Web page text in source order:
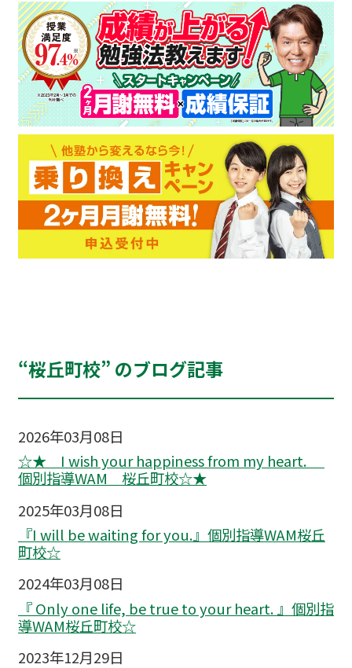
“桜丘町校” のブログ記事
2026年03月08日
☆★ I wish your happiness from my heart.
個別指導WAM 桜丘町校☆★
2025年03月08日
『I will be waiting for you.』個別指導WAM桜丘
町校☆
2024年03月08日
『 Only one life, be true to your heart. 』個別指
導WAM桜丘町校☆
2023年12月29日